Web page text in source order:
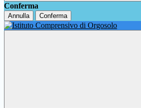
Conferma
Annulla Conferma